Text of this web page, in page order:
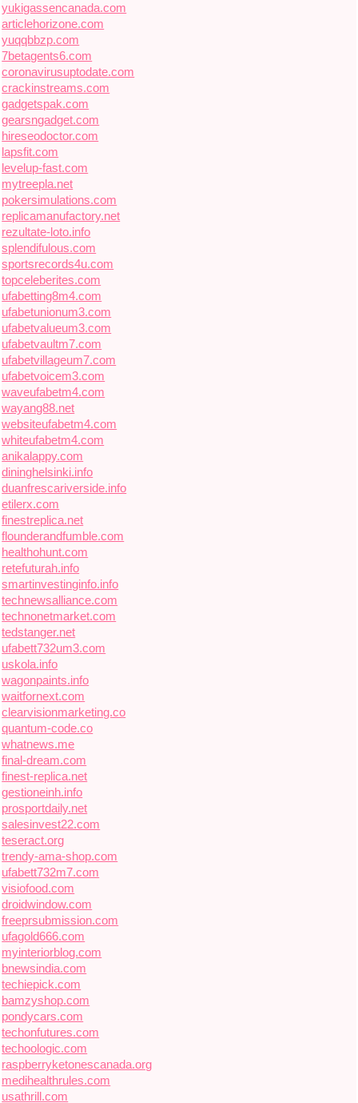
yukigassencanada.com
articlehorizone.com
yuqqbbzp.com
7betagents6.com
coronavirusuptodate.com
crackinstreams.com
gadgetspak.com
gearsngadget.com
hireseodoctor.com
lapsfit.com
levelup-fast.com
mytreepla.net
pokersimulations.com
replicamanufactory.net
rezultate-loto.info
splendifulous.com
sportsrecords4u.com
topceleberites.com
ufabetting8m4.com
ufabetunionum3.com
ufabetvalueum3.com
ufabetvaultm7.com
ufabetvillageum7.com
ufabetvoicem3.com
waveufabetm4.com
wayang88.net
websiteufabetm4.com
whiteufabetm4.com
anikalappy.com
dininghelsinki.info
duanfrescariverside.info
etilerx.com
finestreplica.net
flounderandfumble.com
healthohunt.com
retefuturah.info
smartinvestinginfo.info
technewsalliance.com
technonetmarket.com
tedstanger.net
ufabett732um3.com
uskola.info
wagonpaints.info
waitfornext.com
clearvisionmarketing.co
quantum-code.co
whatnews.me
final-dream.com
finest-replica.net
gestioneinh.info
prosportdaily.net
salesinvest22.com
teseract.org
trendy-ama-shop.com
ufabett732m7.com
visiofood.com
droidwindow.com
freeprsubmission.com
ufagold666.com
myinteriorblog.com
bnewsindia.com
techiepick.com
bamzyshop.com
pondycars.com
techonfutures.com
techoologic.com
raspberryketonescanada.org
medihealthrules.com
usathrill.com